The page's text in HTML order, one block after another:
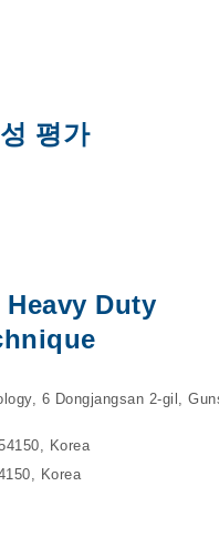
평가
Duty
6 Dongjangsan 2-gil,
Korea
Korea